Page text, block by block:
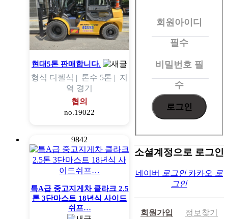
현대5톤 판매합니다.
형식 디젤식 | 톤수 5톤 | 지
역 경기
협의
no.19022
9842
특A급 중고지게차 클라크 2.5
톤 3단마스트 18년식 사이드
쉬프…
회원아이디
필수
비밀번호 필
수
소셜계정으로 로그인
네이버 로그인 카카오 로
그인
회원가입 정보찾기